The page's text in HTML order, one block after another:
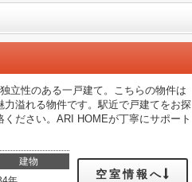
立性のある一戸建て。こちらの物件は
溢れる物件です。駅近で戸建てをお探
ださい。ARI HOMEが丁寧にサポート
建物
空室情報へ